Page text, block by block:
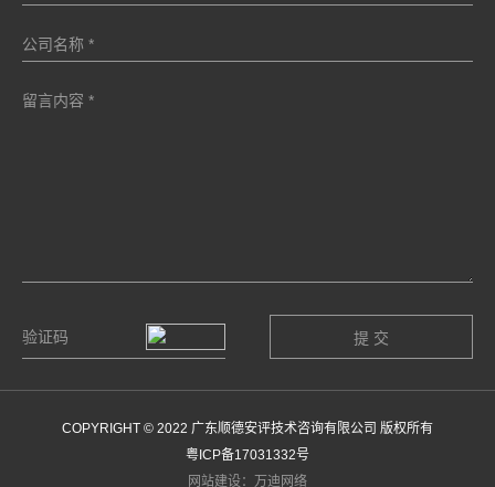
COPYRIGHT © 2022 广东顺德安评技术咨询有限公司 版权所有
粤ICP备17031332号
网站建设：万迪网络